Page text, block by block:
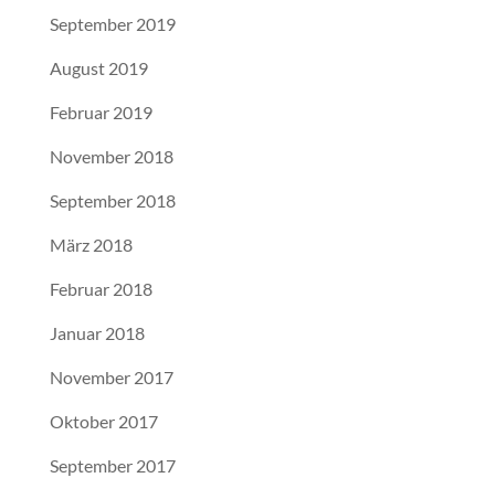
September 2019
August 2019
Februar 2019
November 2018
September 2018
März 2018
Februar 2018
Januar 2018
November 2017
Oktober 2017
September 2017